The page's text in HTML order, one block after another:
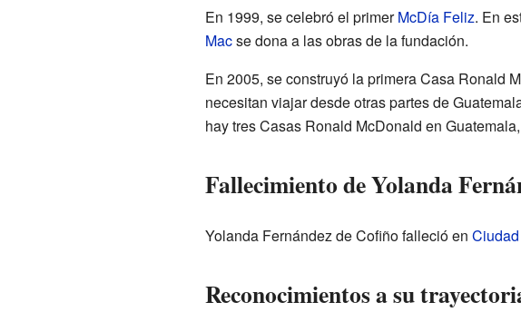
En 1999, se celebró el primerMcDía Feliz. En
Macse dona a las obras de la fundación.
En 2005, se construyó la primera Casa Ronald
necesitan viajar desde otras partes de
hay tres Casas Ronald McDonald en
Fallecimiento de Yolanda
Yolanda Fernández de Cofiño falleció en
Reconocimientos a su